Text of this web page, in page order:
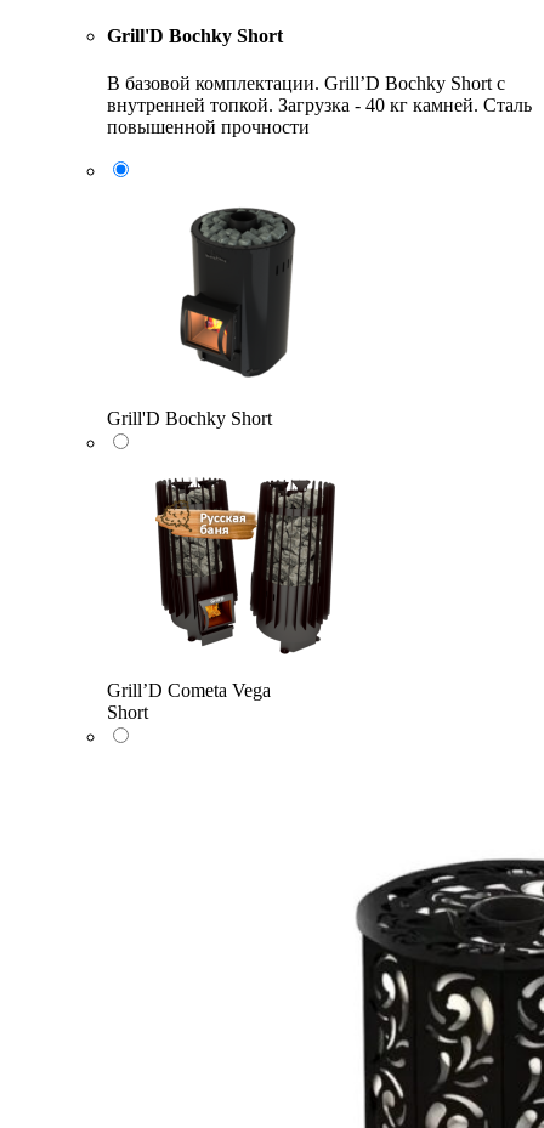
Grill'D Bochky Short
В базовой комплектации. Grill’D Bochky Short с
внутренней топкой. Загрузка - 40 кг камней. Сталь
повышенной прочности
Grill'D Bochky Short
Grill’D Cometa Vega
Short